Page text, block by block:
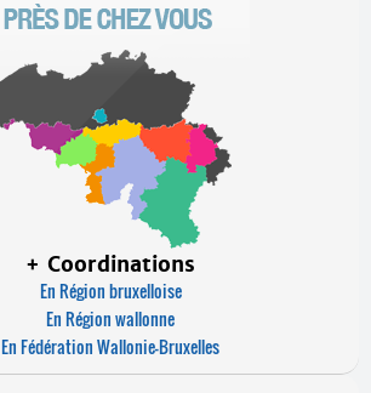
+ Coordinations
En Région bruxelloise
En Région wallonne
En Fédération Wallonie-Bruxelles